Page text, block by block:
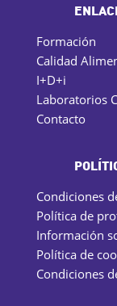
Formación
Calidad
I+D+i
Laboratorios
Contacto
Condiciones
Política de
Información
Política de
Condiciones